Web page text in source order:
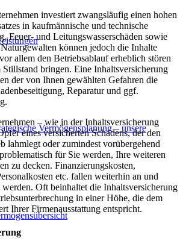
Vermögensplanung – unsere
investiert zwangsläufig einen hohen
in kaufmännische und technische
Feuer- und Leitungswasserschäden sowie
können jedoch die Inhalte
allem den Betriebsablauf erheblich stören
Stillstand bringen. Eine Inhaltsversicherung
der von Ihnen gewählten Gefahren die
Reparatur und ggf.
– wie in der Inhaltsversicherung
eines versicherten Schadens, der den
lahmlegt oder zumindest vorübergehend
für Sie werden, Ihre weiteren
zu decken. Finanzierungskosten,
etc. fallen weiterhin an und
werden. Oft beinhaltet die Inhaltsversicherung
in einer Höhe, die dem
Ihrer Firmenausstattung entspricht.